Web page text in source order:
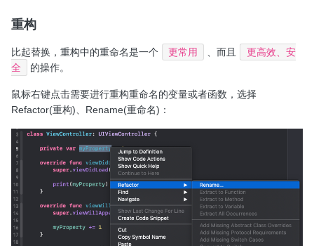
重构
比起替换，重构中的重命名是一个 更常用 、而且
更高效、安
全
的操作。
鼠标右键点击需要进行重构重命名的变量或者函数，选择
Refactor(重构)、Rename(重命名)：